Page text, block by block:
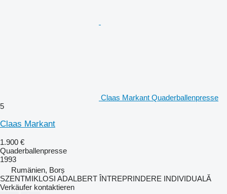
Claas Markant Quaderballenpresse
5
Claas Markant
1.900 €
Quaderballenpresse
1993
Rumänien, Borș
SZENTMIKLOSI ADALBERT ÎNTREPRINDERE INDIVIDUALĂ
Verkäufer kontaktieren